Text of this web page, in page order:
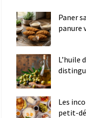
Paner
panure
L’huile
Les
petit-